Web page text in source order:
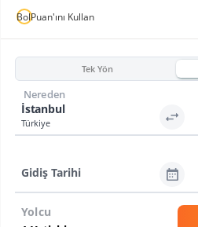
BolPuan'ını Kullan
Tek Yön
İstanbul
Türkiye
Nereden
Gidiş Tarihi
Yolcu